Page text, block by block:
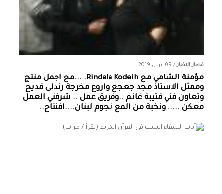
قصار الاخبار/ 09 أبريل 2019
مؤمنة الشامي‏ مع ‏‎Rindala Kodeih‎‏. ...مع اجمل منتج
وممثل الاستاذ مجد جعجع واروع مخرجة رندلى قديح
وتعاون فني قتيبة غانم ..وفريق عمل .. شرفني العمل
معكن ..... ونخبة من المع نجوم لبنان....افتتاح..